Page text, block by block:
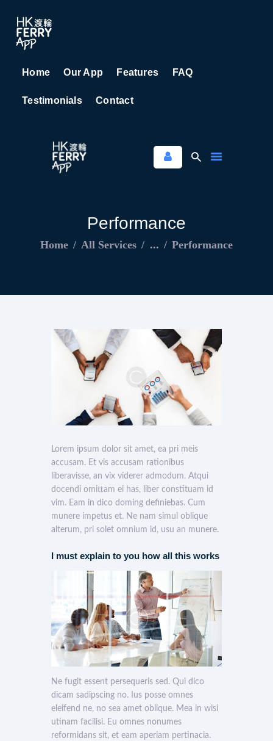
Home Our App Features FAQ
Testimonials Contact
Performance
Home All Services ... Performance
OUR APP
TESTIMONIALS
CONTACT
Lorem ipsum dolor sit amet, ea pri meis
accusam. Et vis accusam rationibus
liberavisse, an vix viderer admodum. Atqui
docendi omittam ei has, liber constituam id
vim. Eam in dico doming definiebas. Cum
munere impetus et. Ne nam simul oblique
alterum, pri solet omnium id, usu an munere.
I must explain to you how all this works
Ne fugit essent persequeris sed. Qui dico
dicam sadipscing no. Ius posse omnes
eleifend ne, no sea amet oblique. Mea in wisi
utinam facilisi. Eu omnes nonumes
reformidans sit, et eam aperiam pertinacia.